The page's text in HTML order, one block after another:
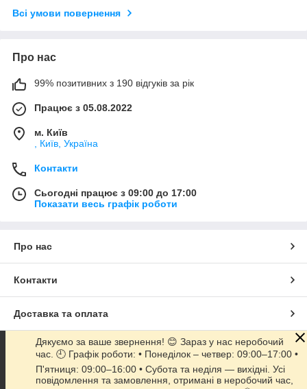
Всі умови повернення
Про нас
99% позитивних з 190 відгуків за рік
Працює з 05.08.2022
м. Київ
, Київ, Україна
Контакти
Сьогодні працює з 09:00 до 17:00
Показати весь графік роботи
Про нас
Контакти
Доставка та оплата
Графік роботи
Повна версія сайту
Дякуємо за ваше звернення! 😊 Зараз у нас неробочий
час. 🕘 Графік роботи: • Понеділок – четвер: 09:00–17:00 •
П'ятниця: 09:00–16:00 • Субота та неділя — вихідні. Усі
повідомлення та замовлення, отримані в неробочий час,